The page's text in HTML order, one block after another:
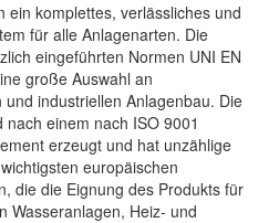
ein komplettes, verlässliches und
für alle Anlagenarten. Die
eingeführten Normen UNI EN
große Auswahl an
industriellen Anlagenbau. Die
einem nach ISO 9001
erzeugt und hat unzählige
europäischen
die die Eignung des Produkts für
Wasseranlagen, Heiz- und